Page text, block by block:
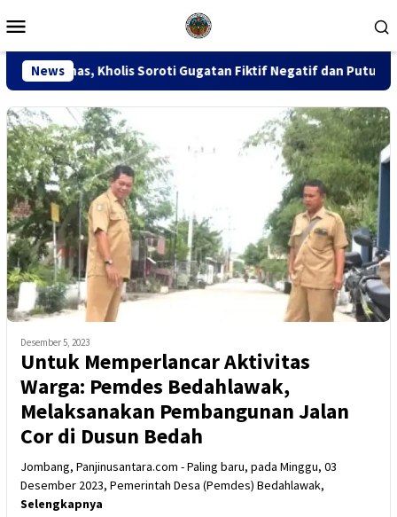
ke
Mobile
News
Soroti Gugatan Fiktif Negatif dan Putusan PK 155
Desember 5, 2023
Untuk Memperlancar Aktivitas
Warga: Pemdes Bedahlawak,
Melaksanakan Pembangunan Jalan
Cor di Dusun Bedah
Jombang, Panjinusantara.com - Paling baru, pada Minggu, 03
Desember 2023, Pemerintah Desa (Pemdes) Bedahlawak,
Selengkapnya